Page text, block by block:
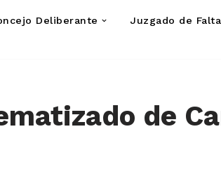
Deliberante Juzgado de
de